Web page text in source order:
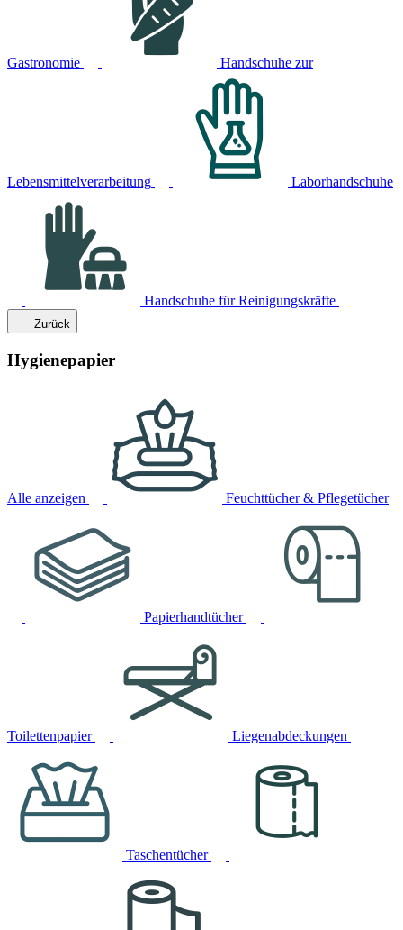
Gastronomie Handschuhe zur
Lebensmittelverarbeitung Laborhandschuhe
Handschuhe für Reinigungskräfte
Zurück
Hygienepapier
Alle anzeigen Feuchttücher & Pflegetücher
Papierhandtücher
Toilettenpapier Liegenabdeckungen
Taschentücher